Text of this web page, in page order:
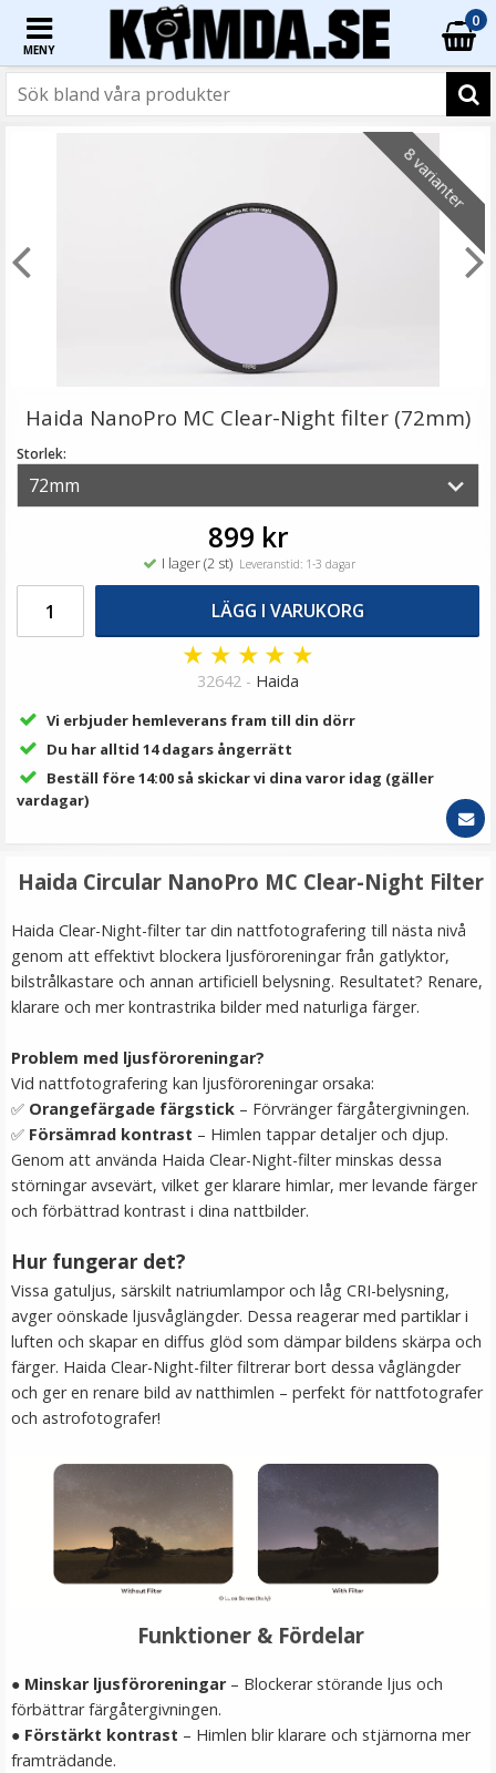
MENY
0
Step Up Ring 40.5-52mm - Gör filtergängan större
69 kr
LÄGG I VARUKORG
Step Up Ring 30-30.5mm - Gör filtergängan större
★★★★★
69 kr
LÄGG I VARUKORG
Step Up Ring 67-72mm - Gör filtergängan större
★★★★★
LÄGG I VARUKORG
Step Up Ring 67-82mm - Gör filtergängan större
8 varianter
Haida NanoPro MC Clear-Night filter (72mm)
Storlek:
899 kr
I lager (2 st) Leveranstid: 1-3 dagar
LÄGG I VARUKORG
★ ★ ★ ★ ★
32642 - Haida
Vi erbjuder hemleverans fram till din dörr
Du har alltid 14 dagars ångerrätt
Beställ före 14:00 så skickar vi dina varor idag (gäller
vardagar)
Haida Circular NanoPro MC Clear-Night Filter
Haida Clear-Night-filter tar din nattfotografering till nästa nivå
genom att effektivt blockera ljusföroreningar från gatlyktor,
bilstrålkastare och annan artificiell belysning. Resultatet? Renare,
klarare och mer kontrastrika bilder med naturliga färger.
Problem med ljusföroreningar?
Vid nattfotografering kan ljusföroreningar orsaka:
✅ Orangefärgade färgstick – Förvränger färgåtergivningen.
✅ Försämrad kontrast – Himlen tappar detaljer och djup.
Genom att använda Haida Clear-Night-filter minskas dessa
störningar avsevärt, vilket ger klarare himlar, mer levande färger
och förbättrad kontrast i dina nattbilder.
Hur fungerar det?
Vissa gatuljus, särskilt natriumlampor och låg CRI-belysning,
avger oönskade ljusvåglängder. Dessa reagerar med partiklar i
luften och skapar en diffus glöd som dämpar bildens skärpa och
färger. Haida Clear-Night-filter filtrerar bort dessa våglängder
och ger en renare bild av natthimlen – perfekt för nattfotografer
och astrofotografer!
Funktioner & Fördelar
● Minskar ljusföroreningar – Blockerar störande ljus och
förbättrar färgåtergivningen.
● Förstärkt kontrast – Himlen blir klarare och stjärnorna mer
framträdande.